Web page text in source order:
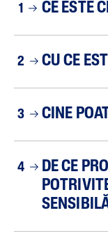
1 CE ESTE
2 CU CE
3 CINE
4
DE CE